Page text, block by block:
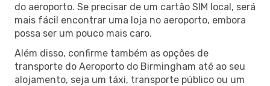
do aeroporto. Se precisar de um cartão SIM local, será
mais fácil encontrar uma loja no aeroporto, embora
possa ser um pouco mais caro.
Além disso, confirme também as opções de
transporte do Aeroporto do Birmingham até ao seu
alojamento, seja um táxi, transporte público ou um